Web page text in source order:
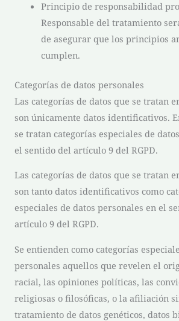
Principio de responsabilidad
Responsable del tratamiento
de asegurar que los principios
cumplen.
Categorías de datos personales
Las categorías de datos que se tratan
son únicamente datos identificativos.
se tratan categorías especiales de
el sentido del artículo 9 del RGPD.
Las categorías de datos que se tratan
son tanto datos identificativos como
especiales de datos personales en el
artículo 9 del RGPD.
Se entienden como categorías
personales aquellos que revelen el
racial, las opiniones políticas, las
religiosas o filosóficas, o la afiliación
tratamiento de datos genéticos, datos